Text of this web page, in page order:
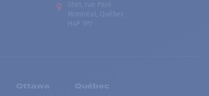
5591, rue Paré
Montréal, Québec
H4P 1P7
Ottawa Québec